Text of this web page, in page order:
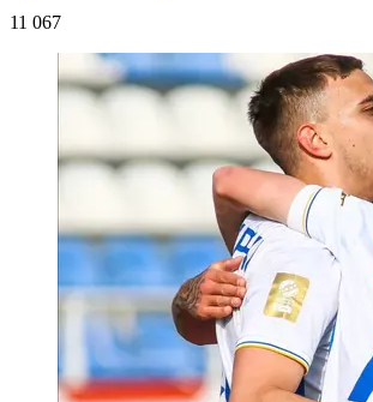
11 067